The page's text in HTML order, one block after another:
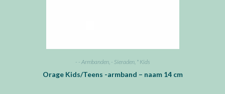
- - Armbanden, - Sieraden, * Kids
Orage Kids/Teens -armband – naam 14 cm